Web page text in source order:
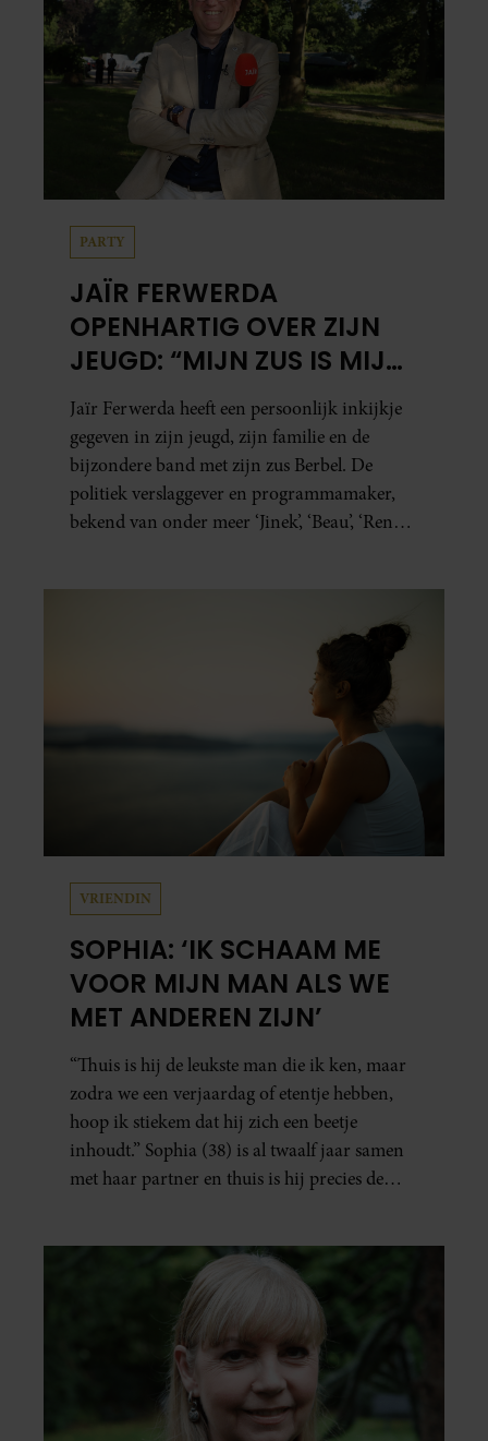
PARTY
JAÏR FERWERDA
OPENHARTIG OVER ZIJN
JEUGD: “MIJN ZUS IS MIJN
MORELE KOMPAS”
Jaïr Ferwerda heeft een persoonlijk inkijkje
gegeven in zijn jeugd, zijn familie en de
bijzondere band met zijn zus Berbel. De
politiek verslaggever en programmamaker,
bekend van onder meer ‘Jinek’, ‘Beau’, ‘Renze’,
VRIENDIN
SOPHIA: ‘IK SCHAAM ME
VOOR MIJN MAN ALS WE
MET ANDEREN ZIJN’
“Thuis is hij de leukste man die ik ken, maar
zodra we een verjaardag of etentje hebben,
hoop ik stiekem dat hij zich een beetje
inhoudt.” Sophia (38) is al twaalf jaar samen
met haar partner en thuis is hij precies de
vaker schaamt zodra ze samen onder de